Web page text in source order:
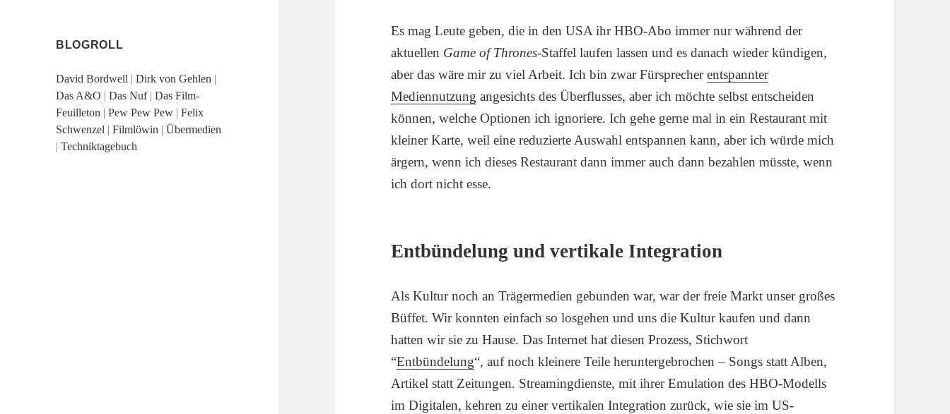
BLOGROLL
David Bordwell |Dirk von Gehlen |
Das A&O |Das Nuf|Das Film-
Feuilleton |Pew Pew Pew |Felix
Schwenzel |Filmlöwin |Übermedien
|Techniktagebuch
Es mag Leute geben, die in den USA ihr HBO-Abo immer nur während der
aktuellen Game of Thrones-Staffel laufen lassen und es danach wieder kündigen,
aber das wäre mir zu viel Arbeit. Ich bin zwar Fürsprecherentspannter
Mediennutzung angesichts des Überflusses, aber ich möchte selbst entscheiden
können, welche Optionen ich ignoriere. Ich gehe gerne mal in ein Restaurant mit
kleiner Karte, weil eine reduzierte Auswahl entspannen kann, aber ich würde mich
ärgern, wenn ich dieses Restaurant dann immer auch dann bezahlen müsste, wenn
ich dort nicht esse.
Entbündelung und vertikale Integration
Als Kultur noch an Trägermedien gebunden war, war der freie Markt unser großes
Büffet. Wir konnten einfach so losgehen und uns die Kultur kaufen und dann
hatten wir sie zu Hause. Das Internet hat diesen Prozess, Stichwort
“Entbündelung“, auf noch kleinere Teile heruntergebrochen – Songs statt Alben,
Artikel statt Zeitungen. Streamingdienste, mit ihrer Emulation des HBO-Modells
im Digitalen, kehren zu einer vertikalen Integration zurück, wie sie im US-